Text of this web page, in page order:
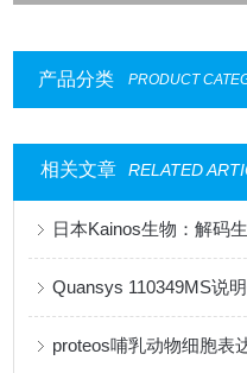
产品分类 PRODUCT
相关文章 RELATED
日本Kainos生物：解码
Quansys 110349MS说
proteos哺乳动物细胞表